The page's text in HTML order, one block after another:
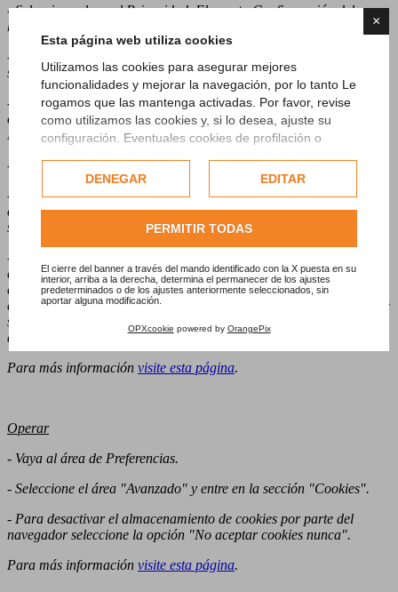
×
Esta página web utiliza cookies
Utilizamos las cookies para asegurar mejores
funcionalidades y mejorar la navegación, por lo tanto Le
rogamos que las mantenga activadas. Por favor, revise
como utilizamos las cookies y, si lo desea, ajuste su
configuración. Eventuales cookies de profilación o
consentimiento del usuario.
Consulte nuestra completa política de cookies.
DENEGAR EDITAR
PERMITIR TODAS
El cierre del banner a través del mando identificado con la X puesta en su
interior, arriba a la derecha, determina el permanecer de los ajustes
predeterminados o de los ajustes anteriormente seleccionados, sin
aportar alguna modificación.
OPXcookie powered by OrangePix
- Seleccione el panel Privacidad. Elemento Configuración del
historial: seleccione Usar configuración personalizada
- Para activar las cookies, marque el elemento Aceptar cookies de
sitios; para desactivarlas, quite la marca del elemento
- Si tiene problemas con las cookies, asegúrese también de que la
opción "Aceptar cookies de terceros" no está configurada como
Nunca
- Elija cuánto tiempo pueden permanecer almacenadas las cookies:
- Conservarlas hasta: cuando caduquen: las cookies se eliminarán
cuando alcancen la fecha de caducidad (fecha establecida por el
sitio que envía las cookies).
- Guárdalas hasta que: Se cierre Firefox: las cookies almacenadas
en el ordenador se eliminarán cuando se cierre Firefox: Preguntar
cada vez: muestra un aviso cada vez que un sitio web intenta
establecer una cookie y pregunta al usuario si desea que esta cookie
se guarde.- Cerrar la página. Los cambios realizados se guardarán
automáticamente.
Para más información visite esta página.
Operar
- Vaya al área de Preferencias.
- Seleccione el área "Avanzado" y entre en la sección "Cookies".
- Para desactivar el almacenamiento de cookies por parte del
navegador seleccione la opción "No aceptar cookies nunca".
Para más información visite esta página.